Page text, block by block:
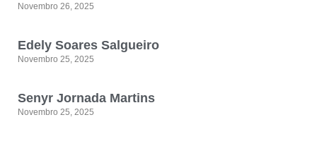
Novembro 26, 2025
Edely Soares Salgueiro
Novembro 25, 2025
Senyr Jornada Martins
Novembro 25, 2025